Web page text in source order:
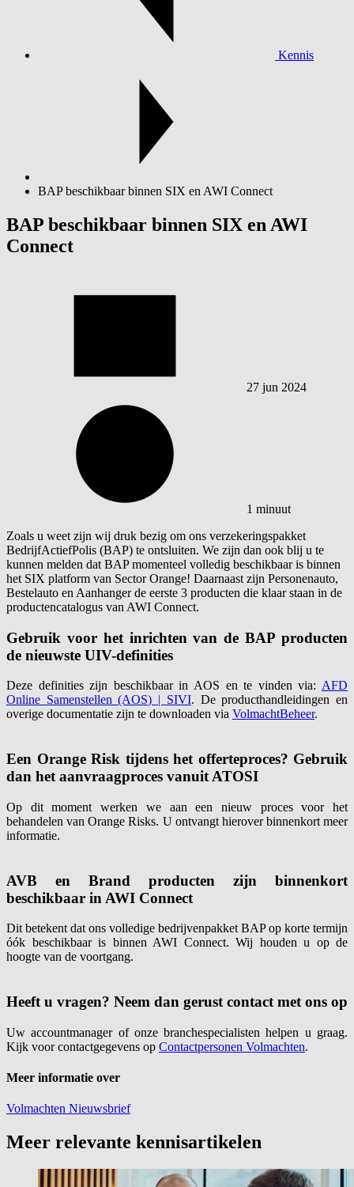
Kennis
BAP beschikbaar binnen SIX en AWI Connect
BAP beschikbaar binnen SIX en AWI
Connect
27 jun 2024
1 minuut
Zoals u weet zijn wij druk bezig om ons verzekeringspakket
BedrijfActiefPolis (BAP) te ontsluiten. We zijn dan ook blij u te
kunnen melden dat BAP momenteel volledig beschikbaar is binnen
het SIX platform van Sector Orange! Daarnaast zijn Personenauto,
Bestelauto en Aanhanger de eerste 3 producten die klaar staan in de
productencatalogus van AWI Connect.
Gebruik voor het inrichten van de BAP producten
de nieuwste UIV-definities
Deze definities zijn beschikbaar in AOS en te vinden via: AFD
Online Samenstellen (AOS) | SIVI. De producthandleidingen en
overige documentatie zijn te downloaden via VolmachtBeheer.
Een Orange Risk tijdens het offerteproces? Gebruik
dan het aanvraagproces vanuit ATOSI
Op dit moment werken we aan een nieuw proces voor het
behandelen van Orange Risks. U ontvangt hierover binnenkort meer
informatie.
AVB en Brand producten zijn binnenkort
beschikbaar in AWI Connect
Dit betekent dat ons volledige bedrijvenpakket BAP op korte termijn
óók beschikbaar is binnen AWI Connect. Wij houden u op de
hoogte van de voortgang.
Heeft u vragen? Neem dan gerust contact met ons op
Uw accountmanager of onze branchespecialisten helpen u graag.
Kijk voor contactgegevens op Contactpersonen Volmachten.
Meer informatie over
Volmachten Nieuwsbrief
Meer relevante kennisartikelen